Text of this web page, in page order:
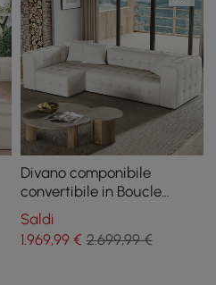
Divano componibile
convertibile in Boucle
trapuntato bianco da 112,2
pollici con 3 cuscini
Saldi
1.969,99€ 2.699,99 €